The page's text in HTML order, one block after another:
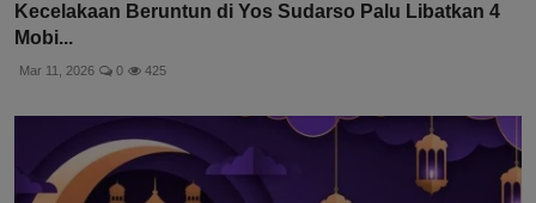
Kecelakaan Beruntun di Yos Sudarso Palu Libatkan 4
Mobi...
Mar 11, 2026 0 425